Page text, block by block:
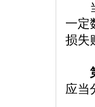
当
一定
损失
应当